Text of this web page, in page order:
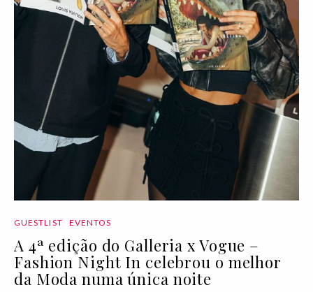
GUESTLIST EVENTOS
A 4ª edição do Galleria x Vogue –
Fashion Night In celebrou o melhor
da Moda numa única noite